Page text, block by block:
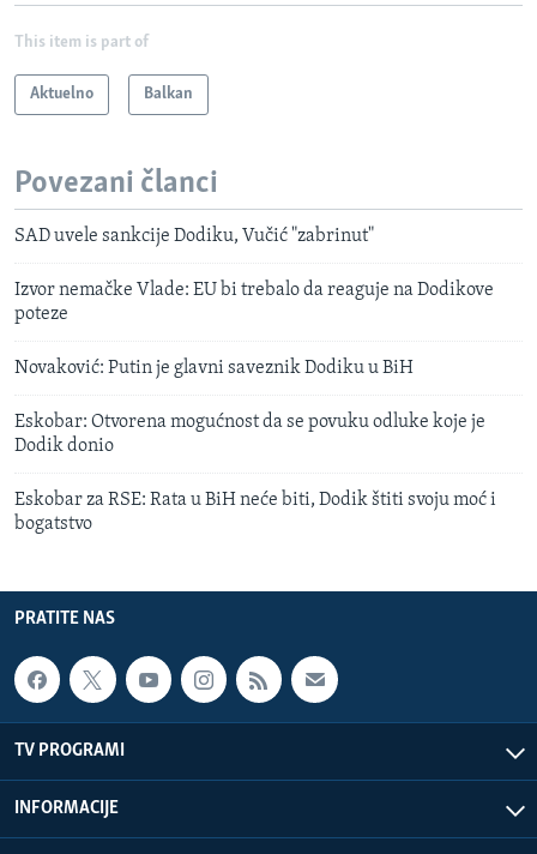
This item is part of
Aktuelno Balkan
Povezani članci
SAD uvele sankcije Dodiku, Vučić "zabrinut"
Izvor nemačke Vlade: EU bi trebalo da reaguje na Dodikove
poteze
Novaković: Putin je glavni saveznik Dodiku u BiH
Eskobar: Otvorena mogućnost da se povuku odluke koje je
Dodik donio
Eskobar za RSE: Rata u BiH neće biti, Dodik štiti svoju moć i
bogatstvo
PRATITE NAS
TV PROGRAMI
INFORMACIJE